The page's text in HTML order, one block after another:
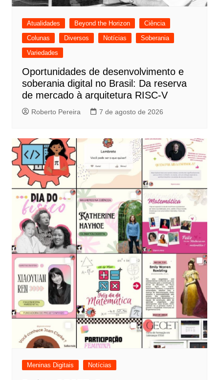
Atualidades Beyond the Horizon
Ciência
Colunas
Diversos Notícias
Soberania
Variedades
Oportunidades de desenvolvimento e
soberania digital no Brasil: Da reserva
de mercado à arquitetura RISC-V
Roberto Pereira 7 de agosto de 2026
Meninas Digitais Notícias